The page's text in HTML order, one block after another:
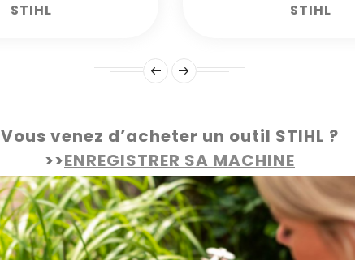
STIHL STIHL
Vous venez d’acheter un outil STIHL ?
>>ENREGISTRER SA MACHINE